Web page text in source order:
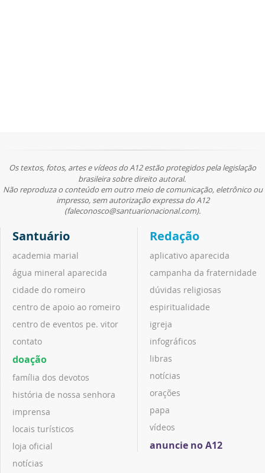
Os textos, fotos, artes e vídeos do A12 estão protegidos pela legislação
brasileira sobre direito autoral.
Não reproduza o conteúdo em outro meio de comunicação, eletrônico ou
impresso, sem autorização expressa do A12
(faleconosco@santuarionacional.com).
Santuário
academia marial
água mineral aparecida
cidade do romeiro
centro de apoio ao romeiro
centro de eventos pe. vitor
contato
doação
família dos devotos
história de nossa senhora
imprensa
locais turísticos
loja oficial
notícias
Redação
aplicativo aparecida
campanha da fraternidade
dúvidas religiosas
espiritualidade
igreja
infográficos
libras
notícias
orações
papa
vídeos
anuncie no A12